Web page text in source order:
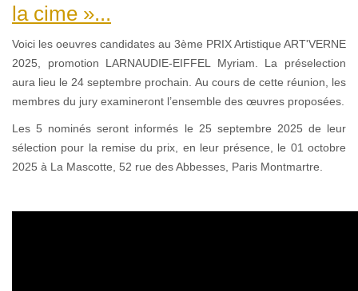
la cime »...
Voici les oeuvres candidates au 3ème PRIX Artistique ART'VERNE
2025, promotion LARNAUDIE-EIFFEL Myriam. La préselection
aura lieu le 24 septembre prochain. Au cours de cette réunion, les
membres du jury examineront l’ensemble des œuvres proposées.
Les 5 nominés seront informés le 25 septembre 2025 de leur
sélection pour la remise du prix, en leur présence, le 01 octobre
2025 à La Mascotte, 52 rue des Abbesses, Paris Montmartre.